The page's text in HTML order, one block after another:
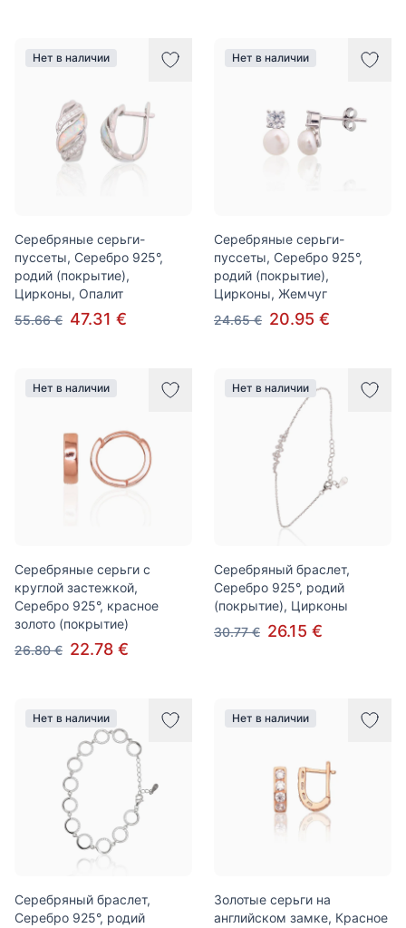
Нет в наличии
Серебряные серьги-
пуссеты, Серебро 925°,
родий (покрытие),
Цирконы, Опалит
55.66 € 47.31 €
Нет в наличии
Серебряные серьги-
пуссеты, Серебро 925°,
родий (покрытие),
Цирконы, Жемчуг
24.65 € 20.95 €
Нет в наличии
Серебряные серьги с
круглой застежкой,
Серебро 925°, красное
золото (покрытие)
26.80 € 22.78 €
Нет в наличии
Серебряный браслет,
Серебро 925°, родий
(покрытие), Цирконы
30.77 € 26.15 €
Нет в наличии
Серебряный браслет,
Серебро 925°, родий
Нет в наличии
Золотые серьги на
английском замке, Красное